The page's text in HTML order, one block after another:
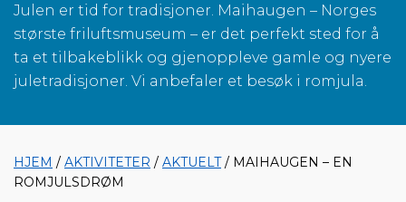
Julen er tid for tradisjoner. Maihaugen – Norges
største friluftsmuseum – er det perfekt sted for å
ta et tilbakeblikk og gjenoppleve gamle og nyere
juletradisjoner. Vi anbefaler et besøk i romjula.
HJEM / AKTIVITETER / AKTUELT/ MAIHAUGEN – EN
ROMJULSDRØM